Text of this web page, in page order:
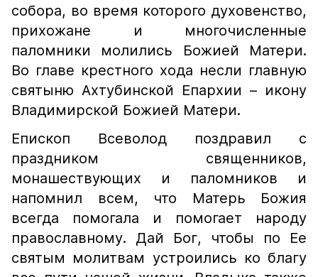
собора, во время которого духовенство,
прихожане и многочисленные
паломники молились Божией Матери.
Во главе крестного хода несли главную
святыню Ахтубинской Епархии – икону
Владимирской Божией Матери.
Епископ Всеволод поздравил с
праздником священников,
монашествующих и паломников и
напомнил всем, что Матерь Божия
всегда помогала и помогает народу
православному. Дай Бог, чтобы по Ее
святым молитвам устроились ко благу